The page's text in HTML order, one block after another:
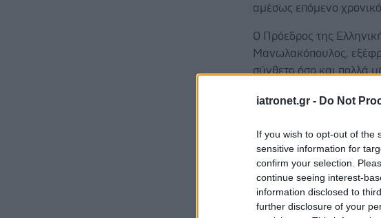
iatronet.gr - Do Not
If you wish to opt-out of the
sensitive information for
confirm your selection.
continue seeing interest-
information disclosed to
further disclosure of your
αμέσως επόμενο χρονικό
Ο Πρόεδρος της
Μανωλακόπουλος,
σύνθετο όσο και πολλά
χρόνιας ηπατίτιδας C
την φροντίδα των
βέλτιστη αντιμετώπιση